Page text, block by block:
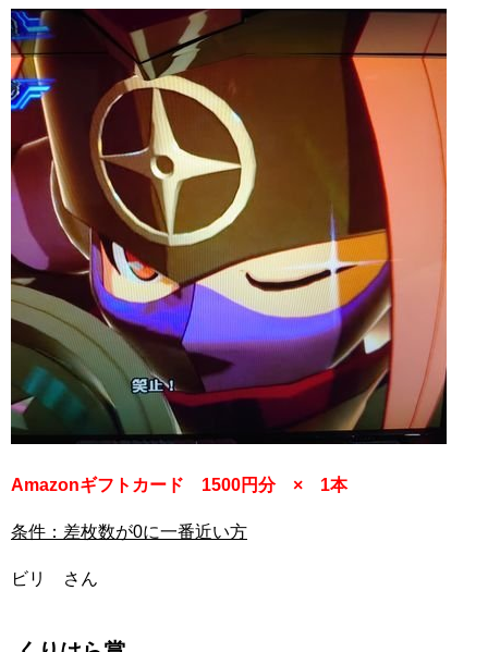
Amazonギフトカード 1500円分 × 1本
条件：差枚数が0に一番近い方
ビリ さん